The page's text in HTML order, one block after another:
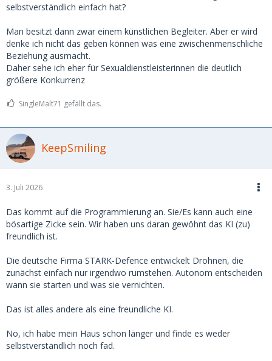
selbstverständlich einfach hat?
Man besitzt dann zwar einem künstlichen Begleiter. Aber er wird
denke ich nicht das geben können was eine zwischenmenschliche
Beziehung ausmacht.
Daher sehe ich eher für Sexualdienstleisterinnen die deutlich
größere Konkurrenz
SingleMalt71 gefällt das.
KeepSmiling
3. Juli 2026
Das kommt auf die Programmierung an. Sie/Es kann auch eine
bösartige Zicke sein. Wir haben uns daran gewöhnt das KI (zu)
freundlich ist.
Die deutsche Firma STARK-Defence entwickelt Drohnen, die
zunächst einfach nur irgendwo rumstehen. Autonom entscheiden
wann sie starten und was sie vernichten.
Das ist alles andere als eine freundliche KI.
Nö, ich habe mein Haus schon länger und finde es weder
selbstverständlich noch fad.